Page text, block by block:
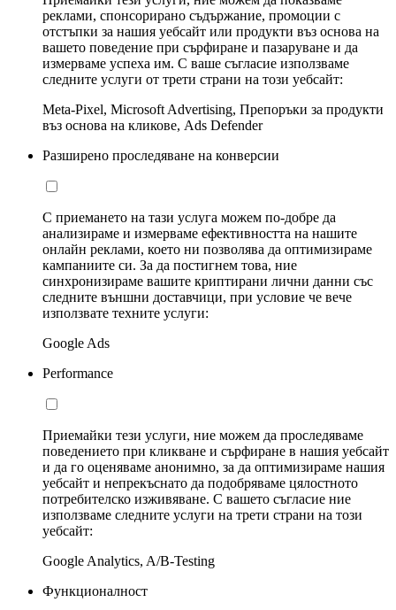
реклами, спонсорирано съдържание, промоции с
отстъпки за нашия уебсайт или продукти въз основа на
вашето поведение при сърфиране и пазаруване и да
измерваме успеха им. С ваше съгласие използваме
следните услуги от трети страни на този уебсайт:
Meta-Pixel, Microsoft Advertising, Препоръки за продукти
въз основа на кликове, Ads Defender
Разширено проследяване на конверсии
С приемането на тази услуга можем по-добре да
анализираме и измерваме ефективността на нашите
онлайн реклами, което ни позволява да оптимизираме
кампаниите си. За да постигнем това, ние
синхронизираме вашите криптирани лични данни със
следните външни доставчици, при условие че вече
използвате техните услуги:
Google Ads
Performance
Приемайки тези услуги, ние можем да проследяваме
поведението при кликване и сърфиране в нашия уебсайт
и да го оценяваме анонимно, за да оптимизираме нашия
уебсайт и непрекъснато да подобряваме цялостното
потребителско изживяване. С вашето съгласие ние
използваме следните услуги на трети страни на този
уебсайт:
Google Analytics, A/B-Testing
Функционалност